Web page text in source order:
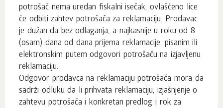
potrošač nema uredan fiskalni isečak, ovlašćeno lice
će odbiti zahtev potrošača za reklamaciju. Prodavac
je dužan da bez odlaganja, a najkasnije u roku od 8
(osam) dana od dana prijema reklamacije, pisanim ili
elektronskim putem odgovori potrošaču na izjavljenu
reklamaciju.
Odgovor prodavca na reklamaciju potrošača mora da
sadrži odluku da li prihvata reklamaciju, izjašnjenje o
zahtevu potrošača i konkretan predlog i rok za